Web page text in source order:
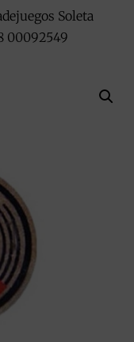
Soleta
00092549